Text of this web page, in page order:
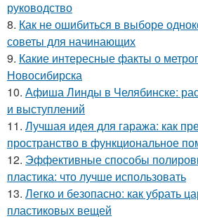
руководство
8. Как не ошибиться в выборе
советы для начинающих
9. Какие интересные факты о
Новосибирска
10. Афиша Линды в Челябинске:
и выступлений
11. Лучшая идея для гаража: как
пространство в функциональное
12. Эффективные способы
пластика: что лучше использовать
13. Легко и безопасно: как убрать
пластиковых вещей